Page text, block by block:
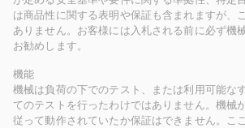
は商品性に関する表明や保証も含まれますが、
ありません。お客様には入札される前に必ず機
お勧めします。
機能
機械は負荷の下でのテスト、または利用可能な
てのテストを行ったわけではありません。機械
従って動作されていたか保証はできません。こ